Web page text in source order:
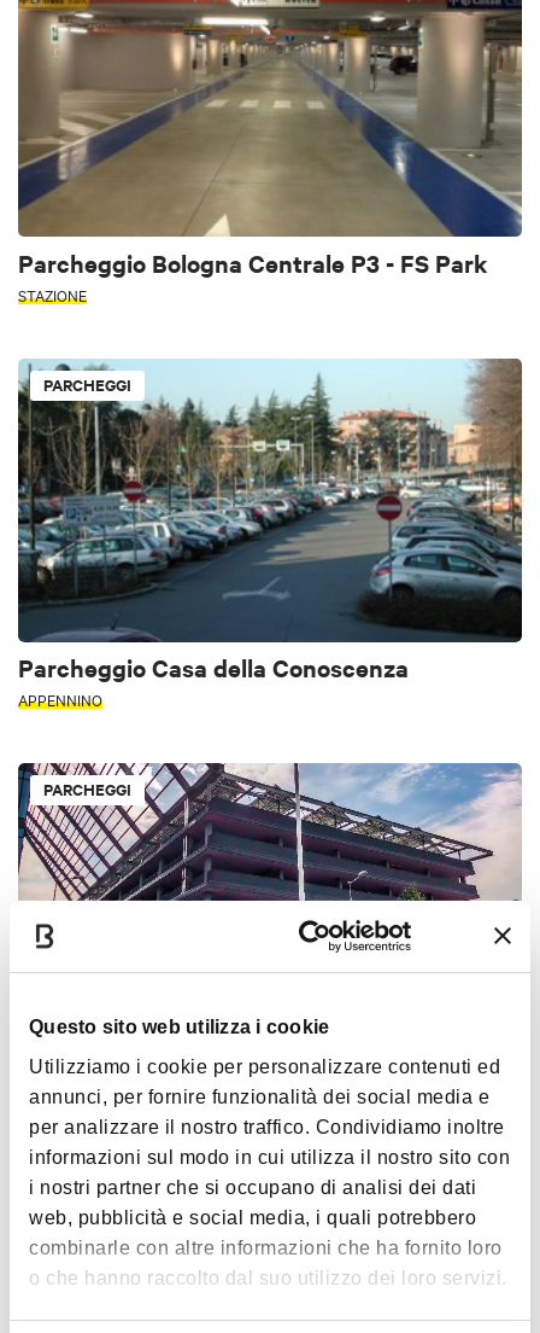
Questo sito web utilizza i cookie
Utilizziamo i cookie per personalizzare contenuti ed
annunci, per fornire funzionalità dei social media e
per analizzare il nostro traffico. Condividiamo inoltre
informazioni sul modo in cui utilizza il nostro sito con
i nostri partner che si occupano di analisi dei dati
web, pubblicità e social media, i quali potrebbero
combinarle con altre informazioni che ha fornito loro
o che hanno raccolto dal suo utilizzo dei loro servizi.
Parcheggio Bologna Centrale P3 - FS Park
STAZIONE
PARCHEGGI
Parcheggio Casa della Conoscenza
APPENNINO
PARCHEGGI
Nuovo Parcheggio Stazione
BOLOGNA < 10 KM DA BOLOGNA
PARCHEGGI